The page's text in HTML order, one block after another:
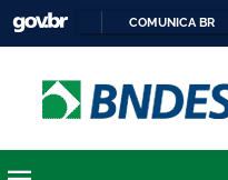
COMUNICA BR